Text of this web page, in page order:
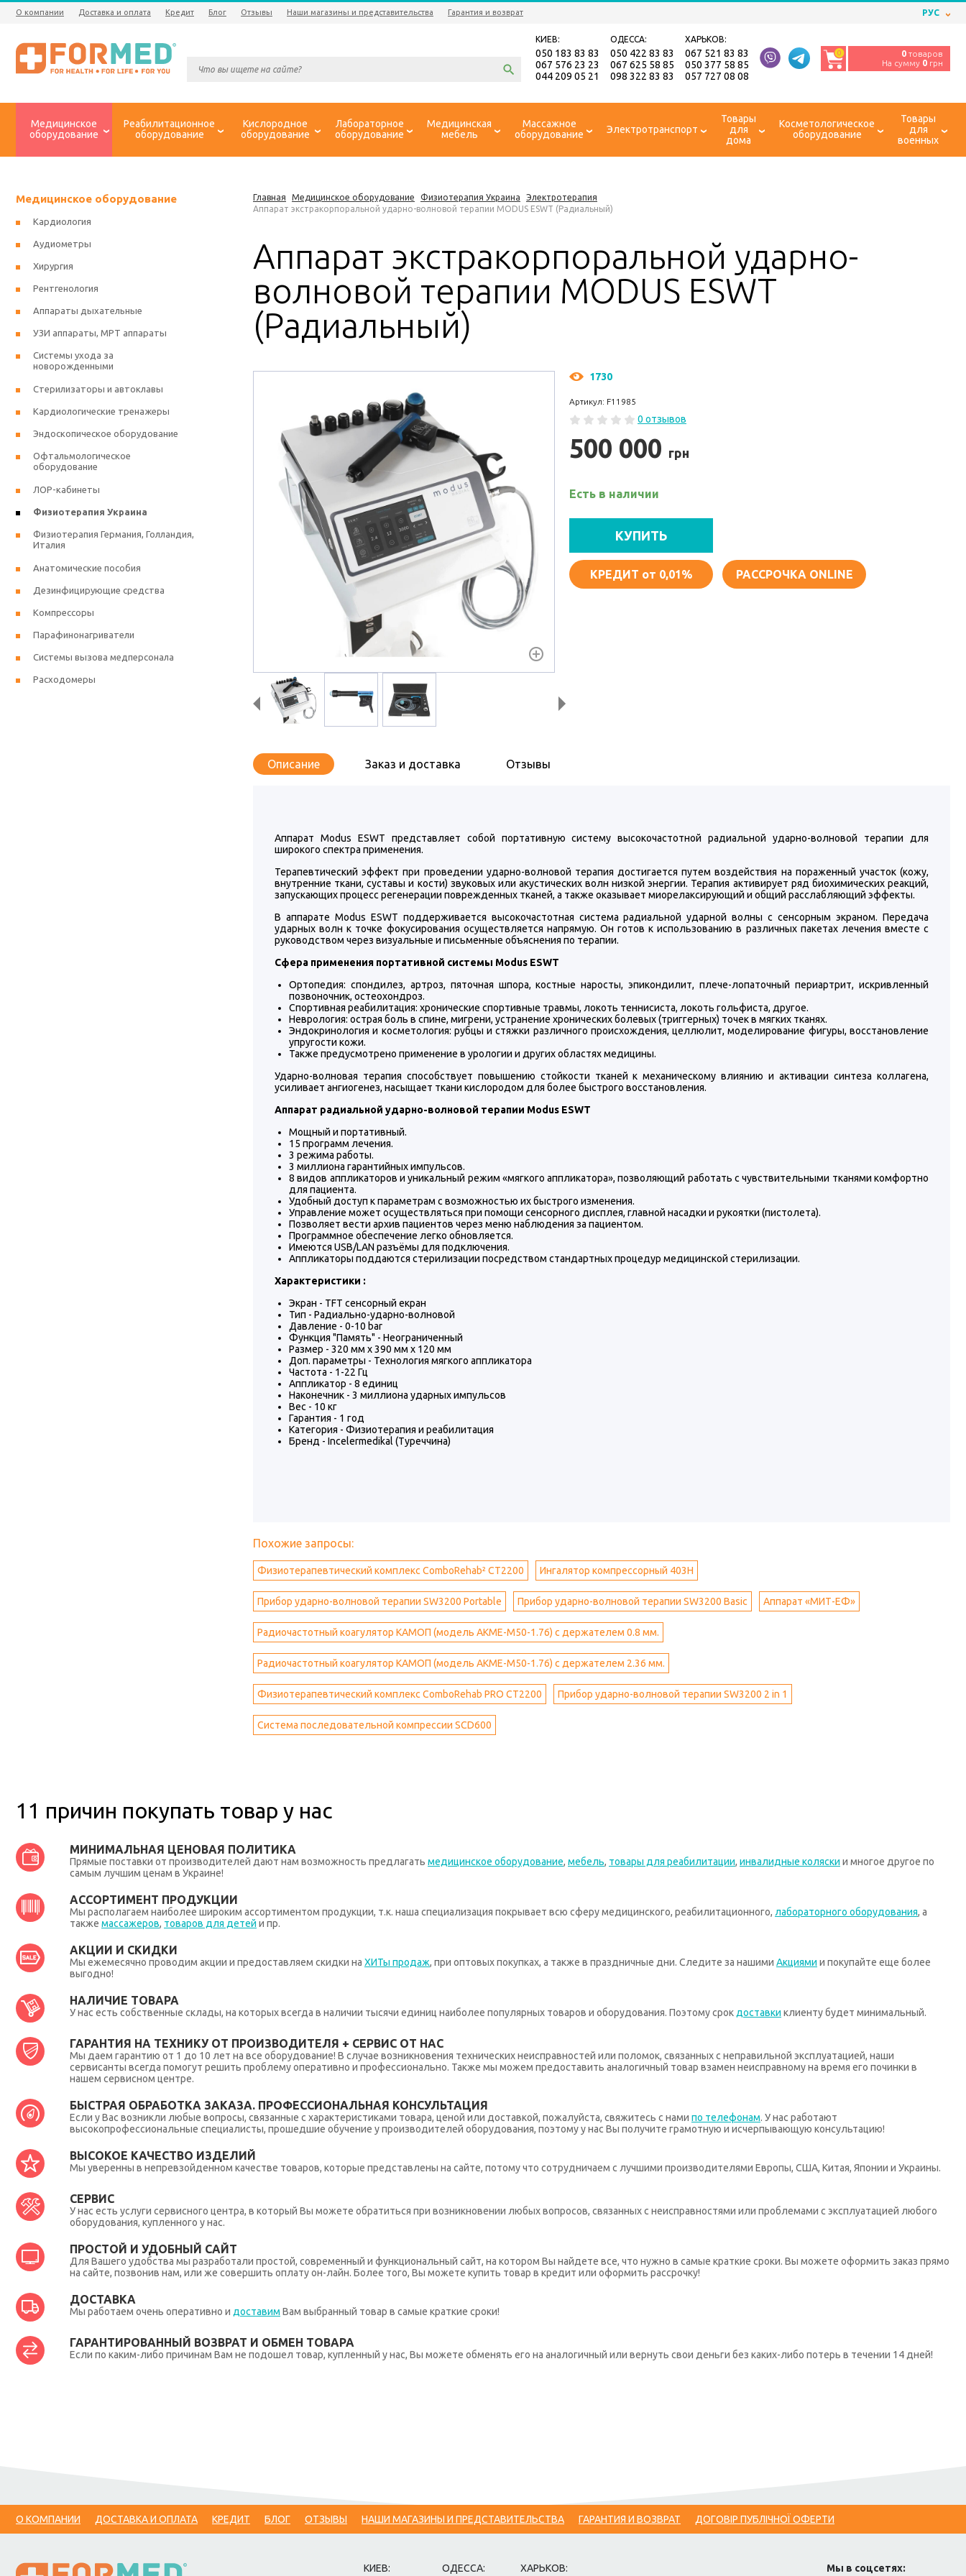
О компании Доставка и оплата Кредит Блог Отзывы Наши магазины и представительства Гарантия и возврат РУС
КИЕВ:
050 183 83 83
067 576 23 23
044 209 05 21
ОДЕССА:
050 422 83 83
067 625 58 85
098 322 83 83
ХАРЬКОВ:
067 521 83 83
050 377 58 85
057 727 08 08
0 0 товаров
На сумму 0 грн
Медицинское
оборудование
Реабилитационное
оборудование
Кислородное
оборудование
Лабораторное
оборудование
Медицинская
мебель
Массажное
оборудование
Электротранспорт
Товары
для
дома
Косметологическое
оборудование
Товары
для
военных
Главная Медицинское оборудование Физиотерапия Украина
Электротерапия
Аппарат экстракорпоральной ударно-волновой терапии MODUS ESWT (Радиальный)
Аппарат экстракорпоральной ударно-
волновой терапии MODUS ESWT
(Радиальный)
1730
Артикул: F11985
0 отзывов
500 000 грн
Есть в наличии
КУПИТЬ
КРЕДИТ от 0,01% РАССРОЧКА ONLINE
Описание Заказ и доставка Отзывы
Аппарат Modus ESWT представляет собой портативную систему высокочастотной радиальной ударно-волновой терапии для
широкого спектра применения.
Терапевтический эффект при проведении ударно-волновой терапия достигается путем воздействия на пораженный участок (кожу,
внутренние ткани, суставы и кости) звуковых или акустических волн низкой энергии. Терапия активирует ряд биохимических реакций,
запускающих процесс регенерации поврежденных тканей, а также оказывает миорелаксирующий и общий расслабляющий эффекты.
В аппарате Modus ESWT поддерживается высокочастотная система радиальной ударной волны с сенсорным экраном. Передача
ударных волн к точке фокусирования осуществляется напрямую. Он готов к использованию в различных пакетах лечения вместе с
руководством через визуальные и письменные объяснения по терапии.
Сфера применения портативной системы Modus ESWT
Ортопедия: спондилез, артроз, пяточная шпора, костные наросты, эпикондилит, плече-лопаточный периартрит, искривленный
позвоночник, остеохондроз.
Спортивная реабилитация: хронические спортивные травмы, локоть теннисиста, локоть гольфиста, другое.
Неврология: острая боль в спине, мигрени, устранение хронических болевых (триггерных) точек в мягких тканях.
Эндокринология и косметология: рубцы и стяжки различного происхождения, целлюлит, моделирование фигуры, восстановление
упругости кожи.
Также предусмотрено применение в урологии и других областях медицины.
Ударно-волновая терапия способствует повышению стойкости тканей к механическому влиянию и активации синтеза коллагена,
усиливает ангиогенез, насыщает ткани кислородом для более быстрого восстановления.
Аппарат радиальной ударно-волновой терапии Modus ESWT
Мощный и портативный.
15 программ лечения.
3 режима работы.
3 миллиона гарантийных импульсов.
8 видов аппликаторов и уникальный режим «мягкого аппликатора», позволяющий работать с чувствительными тканями комфортно
для пациента.
Удобный доступ к параметрам с возможностью их быстрого изменения.
Управление может осуществляться при помощи сенсорного дисплея, главной насадки и рукоятки (пистолета).
Позволяет вести архив пациентов через меню наблюдения за пациентом.
Программное обеспечение легко обновляется.
Имеются USB/LAN разъёмы для подключения.
Аппликаторы поддаются стерилизации посредством стандартных процедур медицинской стерилизации.
Характеристики :
Экран - TFT сенсорный екран
Тип - Радиально-ударно-волновой
Давление - 0-10 bar
Функция "Память" - Неограниченный
Размер - 320 мм x 390 мм x 120 мм
Доп. параметры - Технология мягкого аппликатора
Частота - 1-22 Гц
Аппликатор - 8 единиц
Наконечник - 3 миллиона ударных импульсов
Вес - 10 кг
Гарантия - 1 год
Категория - Физиотерапия и реабилитация
Бренд - Incelermedikal (Туреччина)
Похожие запросы:
Физиотерапевтический комплекс ComboRehab² CT2200 Ингалятор компрессорный 403H
Прибор ударно-волновой терапии SW3200 Portable Прибор ударно-волновой терапии SW3200 Basic Аппарат «МИТ-ЕФ»
Радиочастотный коагулятор КАМОП (модель АКМЕ-М50-1.76) с держателем 0.8 мм.
Радиочастотный коагулятор КАМОП (модель АКМЕ-М50-1.76) с держателем 2.36 мм.
Физиотерапевтический комплекс ComboRehab PRO CT2200 Прибор ударно-волновой терапии SW3200 2 in 1
Система последовательной компрессии SCD600
Медицинское оборудование
Кардиология
Аудиометры
Хирургия
Рентгенология
Аппараты дыхательные
УЗИ аппараты, МРТ аппараты
Системы ухода за
новорожденными
Стерилизаторы и автоклавы
Кардиологические тренажеры
Эндоскопическое оборудование
Офтальмологическое
оборудование
ЛОР-кабинеты
Физиотерапия Украина
Физиотерапия Германия, Голландия,
Италия
Анатомические пособия
Дезинфицирующие средства
Компрессоры
Парафинонагриватели
Системы вызова медперсонала
Расходомеры
11 причин покупать товар у нас
МИНИМАЛЬНАЯ ЦЕНОВАЯ ПОЛИТИКА
Прямые поставки от производителей дают нам возможность предлагать медицинское оборудование, мебель, товары для реабилитации, инвалидные коляски и многое другое по
самым лучшим ценам в Украине!
АССОРТИМЕНТ ПРОДУКЦИИ
Мы располагаем наиболее широким ассортиментом продукции, т.к. наша специализация покрывает всю сферу медицинского, реабилитационного, лабораторного оборудования, а
также массажеров, товаров для детей и пр.
АКЦИИ И СКИДКИ
Мы ежемесячно проводим акции и предоставляем скидки на ХИТы продаж, при оптовых покупках, а также в праздничные дни. Следите за нашими Акциями и покупайте еще более
выгодно!
НАЛИЧИЕ ТОВАРА
У нас есть собственные склады, на которых всегда в наличии тысячи единиц наиболее популярных товаров и оборудования. Поэтому срок доставки клиенту будет минимальный.
ГАРАНТИЯ НА ТЕХНИКУ ОТ ПРОИЗВОДИТЕЛЯ + СЕРВИС ОТ НАС
Мы даем гарантию от 1 до 10 лет на все оборудование! В случае возникновения технических неисправностей или поломок, связанных с неправильной эксплуатацией, наши
сервисанты всегда помогут решить проблему оперативно и профессионально. Также мы можем предоставить аналогичный товар взамен неисправному на время его починки в
нашем сервисном центре.
БЫСТРАЯ ОБРАБОТКА ЗАКАЗА. ПРОФЕССИОНАЛЬНАЯ КОНСУЛЬТАЦИЯ
Если у Вас возникли любые вопросы, связанные с характеристиками товара, ценой или доставкой, пожалуйста, свяжитесь с нами по телефонам. У нас работают
высокопрофессиональные специалисты, прошедшие обучение у производителей оборудования, поэтому у нас Вы получите грамотную и исчерпывающую консультацию!
ВЫСОКОЕ КАЧЕСТВО ИЗДЕЛИЙ
Мы уверенны в непревзойденном качестве товаров, которые представлены на сайте, потому что сотрудничаем с лучшими производителями Европы, США, Китая, Японии и Украины.
СЕРВИС
У нас есть услуги сервисного центра, в который Вы можете обратиться при возникновении любых вопросов, связанных с неисправностями или проблемами с эксплуатацией любого
оборудования, купленного у нас.
ПРОСТОЙ И УДОБНЫЙ САЙТ
Для Вашего удобства мы разработали простой, современный и функциональный сайт, на котором Вы найдете все, что нужно в самые краткие сроки. Вы можете оформить заказ прямо
на сайте, позвонив нам, или же совершить оплату он-лайн. Более того, Вы можете купить товар в кредит или оформить рассрочку!
ДОСТАВКА
Мы работаем очень оперативно и доставим Вам выбранный товар в самые краткие сроки!
ГАРАНТИРОВАННЫЙ ВОЗВРАТ И ОБМЕН ТОВАРА
Если по каким-либо причинам Вам не подошел товар, купленный у нас, Вы можете обменять его на аналогичный или вернуть свои деньги без каких-либо потерь в течении 14 дней!
О КОМПАНИИ ДОСТАВКА И ОПЛАТА КРЕДИТ БЛОГ ОТЗЫВЫ НАШИ МАГАЗИНЫ И ПРЕДСТАВИТЕЛЬСТВА ГАРАНТИЯ И ВОЗВРАТ ДОГОВІР ПУБЛІЧНОЇ ОФЕРТИ
КИЕВ: ОДЕССА: ХАРЬКОВ: Мы в соцсетях: